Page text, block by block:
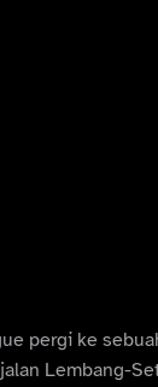
pergi ke
Lembang-